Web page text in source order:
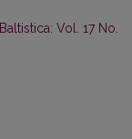
Baltistica: Vol. 17 No.